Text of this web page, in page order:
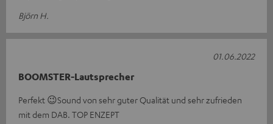
Björn H.
BOOMSTER-Lautsprecher
Perfekt 😉Sound von sehr guter Qualität und sehr zufrieden
mit dem DAB. TOP ENZEPT
01.06.2022